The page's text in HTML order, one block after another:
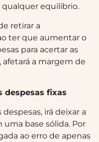
qualquer equilíbrio.
retirar a
ter que aumentar o
para acertar as
a margem de
despesas fixas
irá deixar a
base sólida. Por
ao erro de apenas